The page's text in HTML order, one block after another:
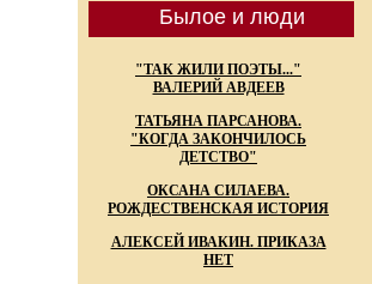
Былое и люди
"ТАК ЖИЛИ ПОЭТЫ..."
ВАЛЕРИЙ АВДЕЕВ
ТАТЬЯНА ПАРСАНОВА.
"КОГДА ЗАКОНЧИЛОСЬ
ДЕТСТВО"
ОКСАНА СИЛАЕВА.
РОЖДЕСТВЕНСКАЯ ИСТОРИЯ
АЛЕКСЕЙ ИВАКИН. ПРИКАЗА
НЕТ